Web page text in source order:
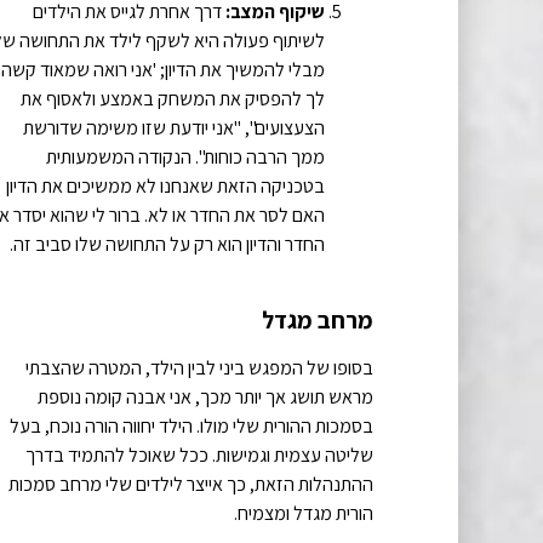
שיקוף המצב:דרך אחרת לגייס את הילדים
לשיתוף פעולה היא לשקף לילד את התחושה
מבלי להמשיך את הדיון; 'אני רואה שמאוד קשה
לך להפסיק את המשחק באמצע ולאסוף את
הצעצועים", "אני יודעת שזו משימה שדורשת
ממך הרבה כוחות". הנקודה המשמעותית
בטכניקה הזאת שאנחנו לא ממשיכים את הדיון
האם לסר את החדר או לא. ברור לי שהוא יסדר
החדר והדיון הוא רק על התחושה שלו סביב זה.
מרחב מגדל
בסופו של המפגש ביני לבין הילד, המטרה שהצבתי
מראש תושג אך יותר מכך, אני אבנה קומה נוספת
בסמכות ההורית שלי מולו. הילד יחווה הורה נוכח, בעל
שליטה עצמית וגמישות. ככל שאוכל להתמיד בדרך
ההתנהלות הזאת, כך אייצר לילדים שלי מרחב סמכות
הורית מגדל ומצמיח.